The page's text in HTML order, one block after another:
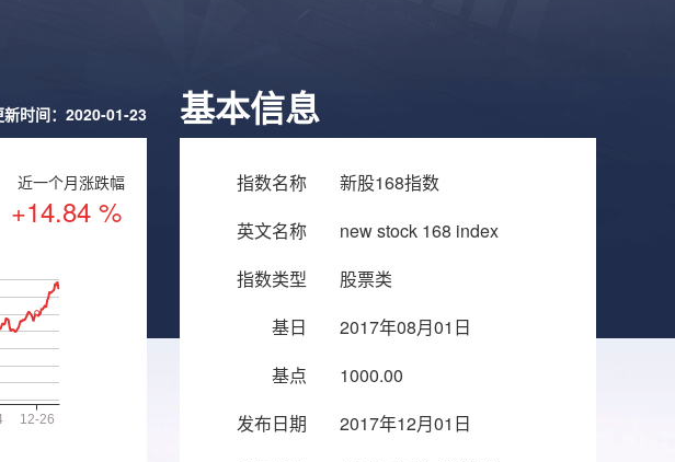
新时间：2020-01-23
近一个月涨跌幅
+14.84 %
基本信息
指数名称
新股168指数
英文名称
new stock 168 index
指数类型
股票类
基日
2017年08月01日
基点
1000.00
发布日期
2017年12月01日